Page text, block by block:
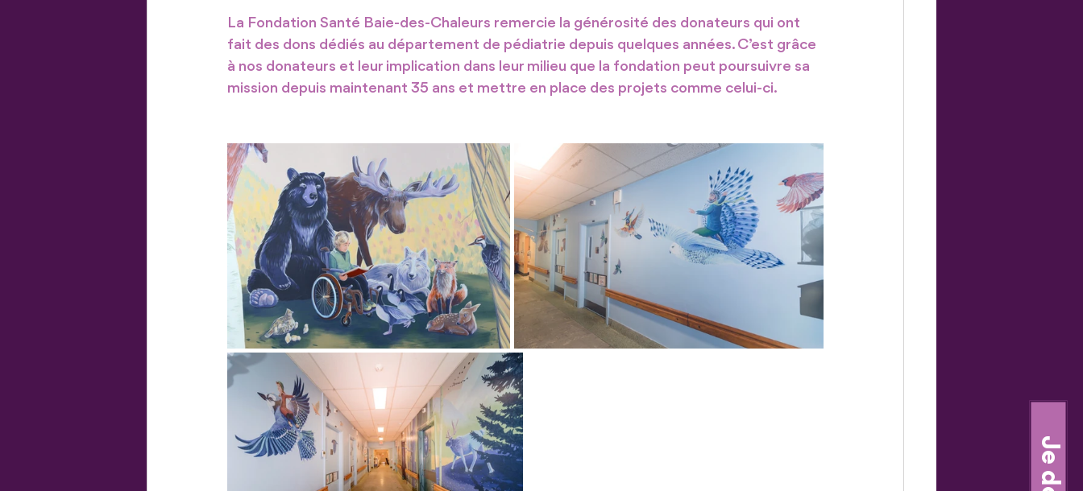
La Fondation Santé Baie-des-Chaleurs remercie la générosité des donateurs qui ont
fait des dons dédiés au département de pédiatrie depuis quelques années. C’est grâce
à nos donateurs et leur implication dans leur milieu que la fondation peut poursuivre sa
mission depuis maintenant 35 ans et mettre en place des projets comme celui-ci.